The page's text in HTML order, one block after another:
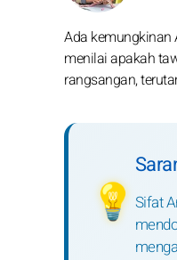
Ada kemungkinan
menilai apakah
rangsangan,
💡 Sifat